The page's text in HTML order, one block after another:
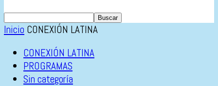
Inicio CONEXIÓN LATINA
CONEXIÓN LATINA
PROGRAMAS
Sin categoría